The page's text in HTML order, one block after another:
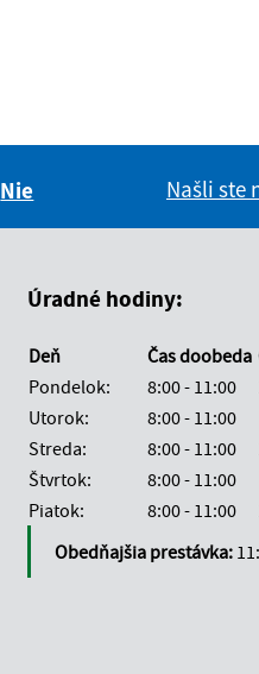
Nie
Našli ste
Úradné hodiny:
Deň Čas doobeda
Pondelok:
8:00 - 11:00
Utorok:
8:00 - 11:00
Streda:
8:00 - 11:00
Štvrtok:
8:00 - 11:00
Piatok:
8:00 - 11:00
Obedňajšia prestávka: